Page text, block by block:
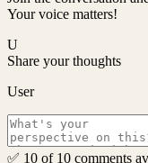
Your voice matters!
U
Share your thoughts
User
✅ 10 of 10 comments